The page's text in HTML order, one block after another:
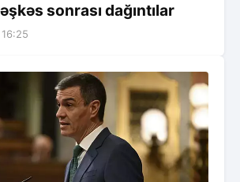
sonrası dağıntılar